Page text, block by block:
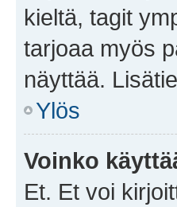
kieltä, tagit
tarjoaa myös
näyttää.
Ylös
Voinko
Et. Et voi